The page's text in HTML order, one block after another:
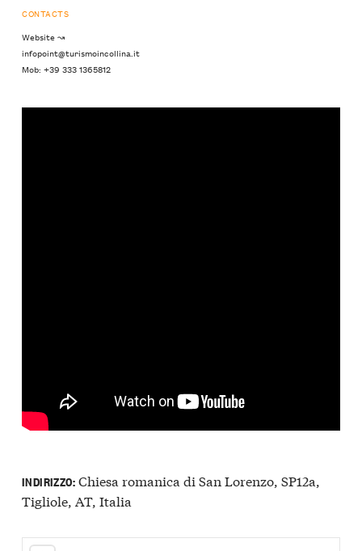
CONTACTS
Website ↝
infopoint@turismoincollina.it
Mob: +39 333 1365812
INDIRIZZO:Chiesa romanica di San Lorenzo, SP12a,
Tigliole, AT, Italia